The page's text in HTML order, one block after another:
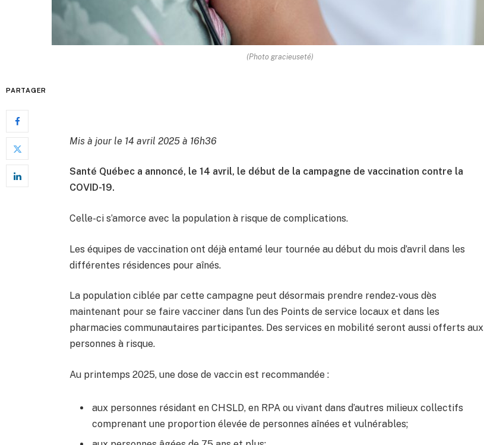
(Photo gracieuseté)
PARTAGER
Mis à jour le 14 avril 2025 à 16h36
Santé Québec a annoncé, le 14 avril, le début de la campagne de vaccination contre la
COVID-19.
Celle-ci s’amorce avec la population à risque de complications.
Les équipes de vaccination ont déjà entamé leur tournée au début du mois d’avril dans les
différentes résidences pour aînés.
La population ciblée par cette campagne peut désormais prendre rendez-vous dès
maintenant pour se faire vacciner dans l’un des Points de service locaux et dans les
pharmacies communautaires participantes. Des services en mobilité seront aussi offerts aux
personnes à risque.
Au printemps 2025, une dose de vaccin est recommandée :
aux personnes résidant en CHSLD, en RPA ou vivant dans d’autres milieux collectifs
comprenant une proportion élevée de personnes aînées et vulnérables;